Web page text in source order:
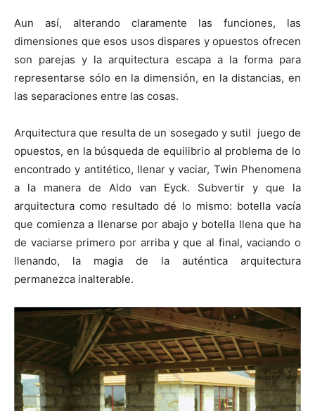
Aun así, alterando claramente las funciones, las
dimensiones que esos usos dispares y opuestos ofrecen
son parejas y la arquitectura escapa a la forma para
representarse sólo en la dimensión, en la distancias, en
las separaciones entre las cosas.
Arquitectura que resulta de un sosegado y sutil juego de
opuestos, en la búsqueda de equilibrio al problema de lo
encontrado y antitético, llenar y vaciar, Twin Phenomena
a la manera de Aldo van Eyck. Subvertir y que la
arquitectura como resultado dé lo mismo: botella vacía
que comienza a llenarse por abajo y botella llena que ha
de vaciarse primero por arriba y que al final, vaciando o
llenando, la magia de la auténtica arquitectura
permanezca inalterable.